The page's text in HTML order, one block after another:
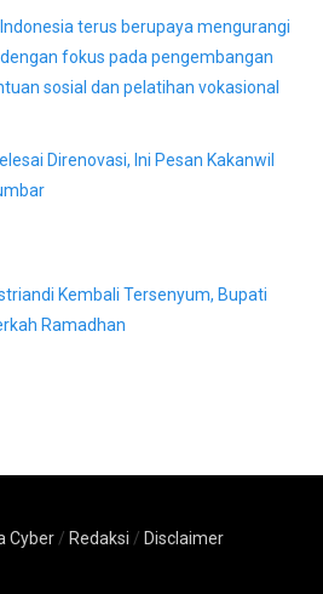
terus berupaya mengurangi
fokus pada pengembangan
sosial dan pelatihan vokasional
Direnovasi, Ini Pesan Kakanwil
Kembali Tersenyum, Bupati
Ramadhan
Cyber / Redaksi / Disclaimer